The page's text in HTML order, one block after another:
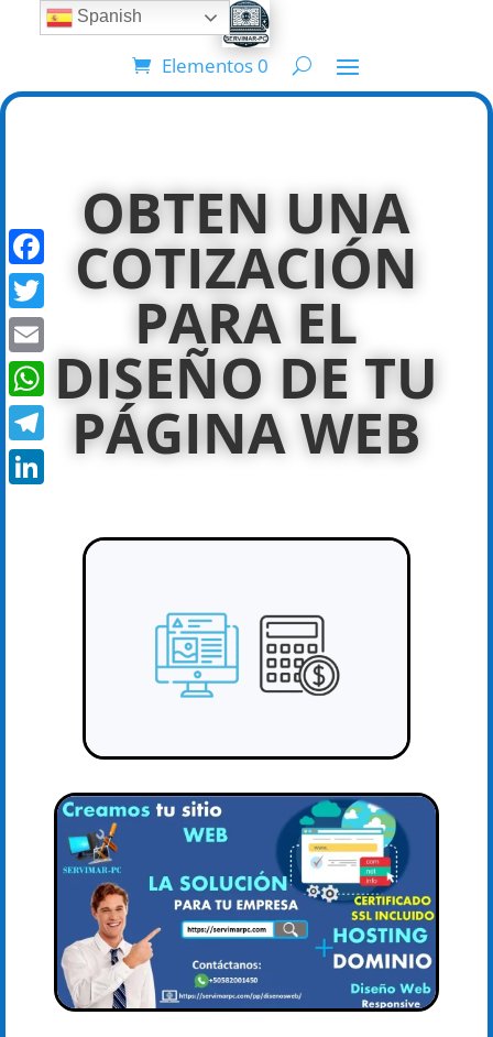
Elementos 0
OBTEN UNA
COTIZACIÓN
PARA EL
DISEÑO DE TU
PÁGINA WEB
Facebook
Twitter
Email
WhatsApp
Telegram
Spanish